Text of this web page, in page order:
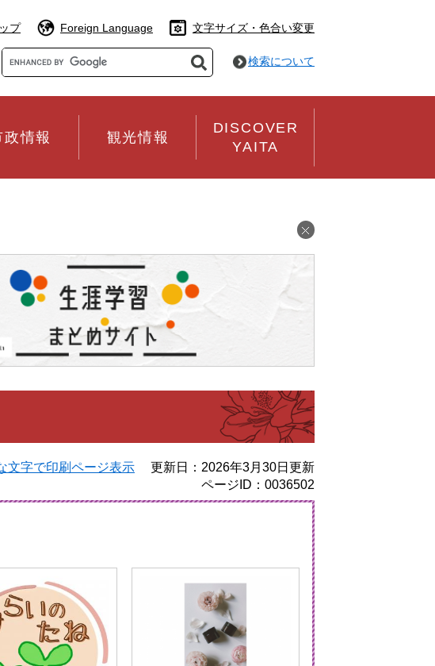
プ Foreign Language 文字サイズ・色合い変更
Google
カ
ス
タ
索
検索について
政情報 観光情報
DISCOVER
YAITA
文字で印刷ページ表示
更新日：2026年3月30日更新
ページID：0036502